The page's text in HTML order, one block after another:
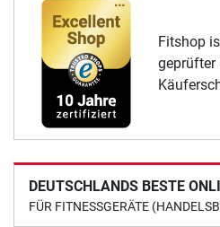
Fitshop
geprüfter
DEUTSCHLANDS BESTE
FÜR FITNESSGERÄTE